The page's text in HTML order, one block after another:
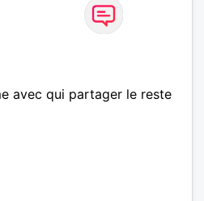
avec qui partager le reste